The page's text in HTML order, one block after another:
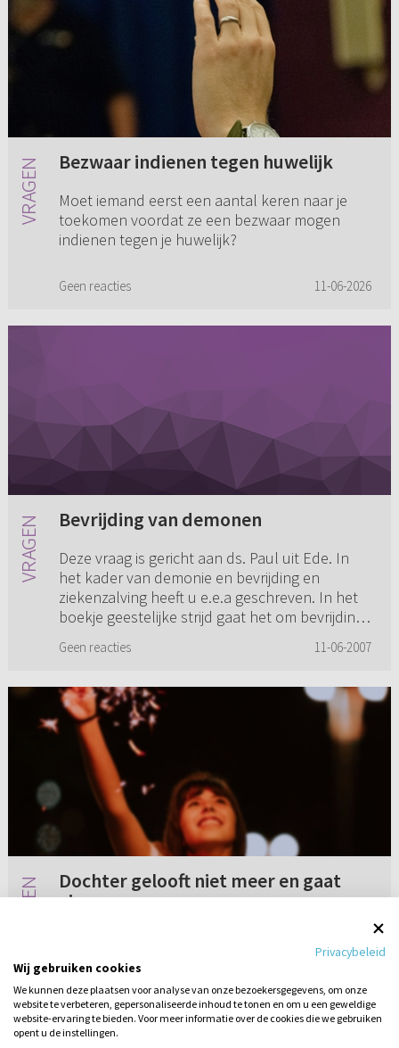
Bezwaar indienen tegen huwelijk
Moet iemand eerst een aantal keren naar je
toekomen voordat ze een bezwaar mogen
indienen tegen je huwelijk?
Geen reacties 11-06-2026
Bevrijding van demonen
Deze vraag is gericht aan ds. Paul uit Ede. In
het kader van demonie en bevrijding en
ziekenzalving heeft u e.e.a geschreven. In het
boekje geestelijke strijd gaat het om bevrijding
Geen reacties 11-06-2007
Dochter gelooft niet meer en gaat
eigen weg
reformatorisch gezin met opgroeiende
kinderen- gelooft niet. Ze gaat zaterdags naar
festivals en komt in de loop van de zondag
thuis. Slaapt soms bij een ‘vriend’. Hoe...
Geen reacties 11-06-2026
Privacybeleid
Wij gebruiken cookies
We kunnen deze plaatsen voor analyse van onze bezoekersgegevens, om onze
website te verbeteren, gepersonaliseerde inhoud te tonen en om u een geweldige
website-ervaring te bieden. Voor meer informatie over de cookies die we gebruiken
opent u de instellingen.